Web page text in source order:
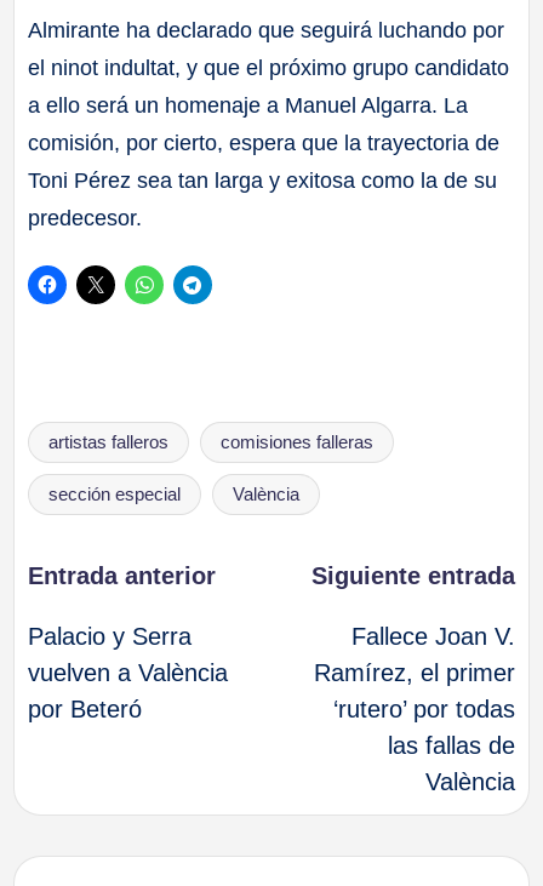
Almirante ha declarado que seguirá luchando por
el ninot indultat, y que el próximo grupo candidato
a ello será un homenaje a Manuel Algarra. La
comisión, por cierto, espera que la trayectoria de
Toni Pérez sea tan larga y exitosa como la de su
predecesor.
Etiquetas:
artistas falleros comisiones falleras
sección especial València
Navegación
de
entradas
Entrada anterior
Palacio y Serra
vuelven a València
por Beteró
Siguiente entrada
Fallece Joan V.
Ramírez, el primer
‘rutero’ por todas
las fallas de
València